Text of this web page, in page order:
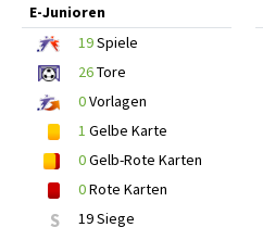
E-Junioren
19Spiele
26Tore
0Vorlagen
1 Gelbe Karte
0Gelb-Rote Karten
0Rote Karten
S 19 Siege